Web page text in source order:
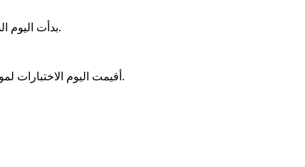
بدأت اليوم السبت اختبارات الناشئين لكرة القدم بالنادي الأهلي، التي تقام على ملاعب الأكاديمية بفرع النادي بمدينة نصر.
أقيمت اليوم الاختبارات لمواليد 2019 و2018 و2017 و2016، وشهدت توافد أعداد كبيرة من الراغبين في الانضمام لقطاع الناشئين بالأهلي.